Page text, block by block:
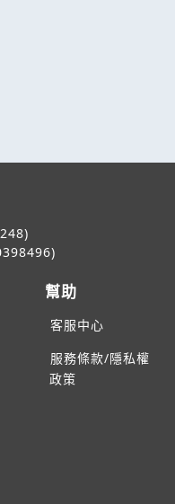
幫助
客服中心
服務條款/隱私權
政策